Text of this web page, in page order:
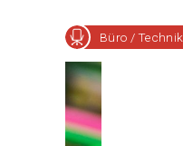
Büro / Technik